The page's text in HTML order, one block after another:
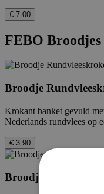
€ 7.00
FEBO Broodjes
Broodje
Krokant banket gevuld
Nederlands rundvlees op
€ 3.90
Broodje